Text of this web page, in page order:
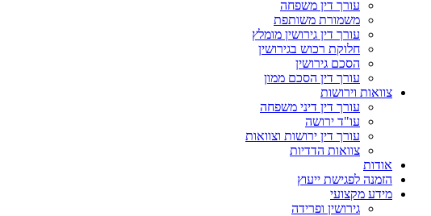
עורך דין משפחה
משמורת משותפת
עורך דין גירושין מומלץ
חלוקת רכוש בגירושין
הסכם גירושין
עורך דין הסכם ממון
צוואות וירושות
עורך דין דיני משפחה
עו"ד ירושה
עורך דין ירושות וצוואות
צוואות הדדיות
אודות
הזמנה לפגישת ייעוץ
מידע מקצועי
גירושין ופרידה